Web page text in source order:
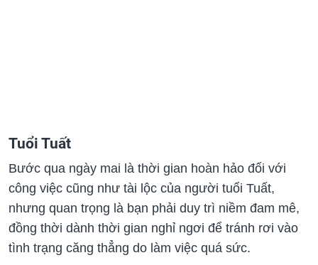
Tuổi Tuất
Bước qua ngày mai là thời gian hoàn hảo đối với
công việc cũng như tài lộc của người tuổi Tuất,
nhưng quan trọng là bạn phải duy trì niềm đam mê,
đồng thời dành thời gian nghỉ ngơi để tránh rơi vào
tình trạng căng thẳng do làm việc quá sức.